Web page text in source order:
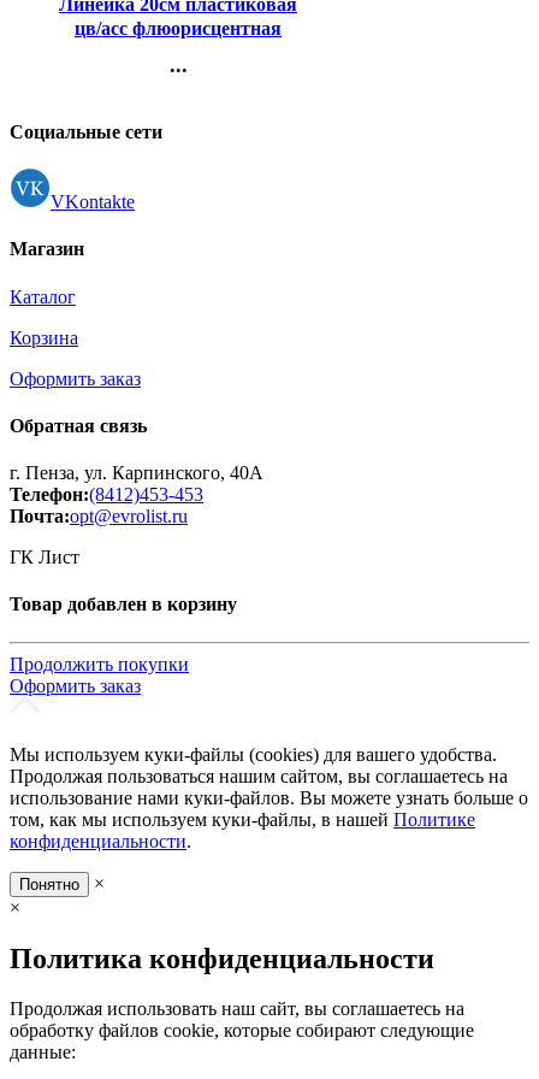
Линейка 20см пластиковая
цв/асс флюорисцентная
арт.ЛН11
...
Регистрация
Социальные сети
VKontakte
Магазин
Каталог
Корзина
Оформить заказ
Обратная связь
г. Пенза, ул. Карпинского, 40А
Телефон:(8412)453-453
Почта:opt@evrolist.ru
ГК Лист
Товар добавлен в корзину
Продолжить покупки
Оформить заказ
Мы используем куки-файлы (cookies) для вашего удобства.
Продолжая пользоваться нашим сайтом, вы соглашаетесь на
использование нами куки-файлов. Вы можете узнать больше о
том, как мы используем куки-файлы, в нашей Политике
конфиденциальности.
Понятно
×
×
Политика конфиденциальности
Продолжая использовать наш сайт, вы соглашаетесь на
обработку файлов cookie, которые собирают следующие
данные: